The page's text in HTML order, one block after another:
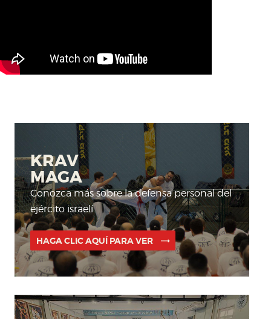
KRAV
MAGA
Conozca más sobre la defensa personal del
ejército israelí
HAGA CLIC AQUÍ PARA VER